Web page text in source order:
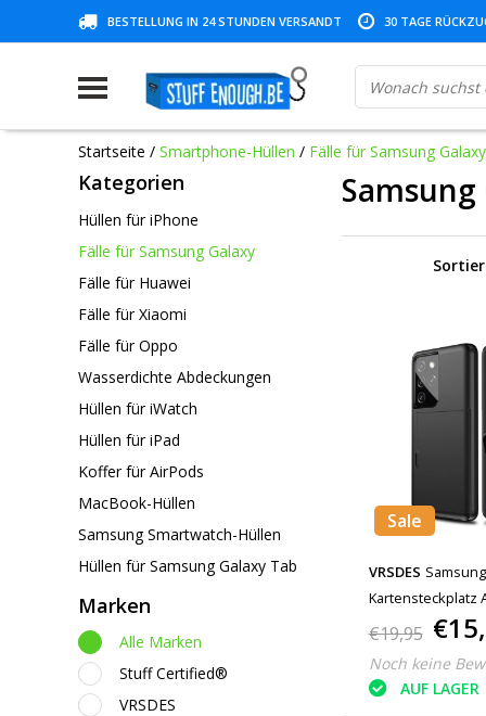
BESTELLUNG IN 24 STUNDEN VERSANDT 30 TAGE
Startseite / Smartphone-Hüllen / Fälle für Samsung Galaxy
Kategorien
Hüllen für iPhone
Fälle für Samsung Galaxy
Fälle für Huawei
Fälle für Xiaomi
Fälle für Oppo
Wasserdichte Abdeckungen
Hüllen für iWatch
Hüllen für iPad
Koffer für AirPods
MacBook-Hüllen
Samsung Smartwatch-Hüllen
Hüllen für Samsung Galaxy Tab
Marken
Alle Marken
Stuff Certified®
VRSDES
Samsung
Sale
VRSDES
Kartensteckplatz
Schwarz
€19,95
Noch keine
AUF LAGER